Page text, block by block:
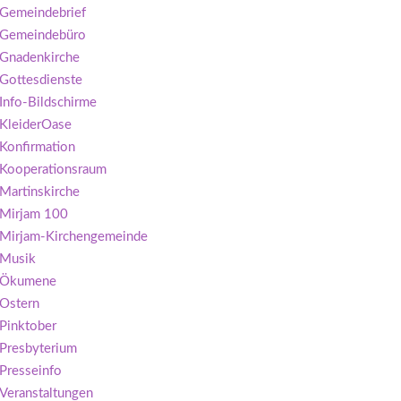
Gemeindebrief
Gemeindebüro
Gnadenkirche
Gottesdienste
Info-Bildschirme
KleiderOase
Konfirmation
Kooperationsraum
Martinskirche
Mirjam 100
Mirjam-Kirchengemeinde
Musik
Ökumene
Ostern
Pinktober
Presbyterium
Presseinfo
Veranstaltungen